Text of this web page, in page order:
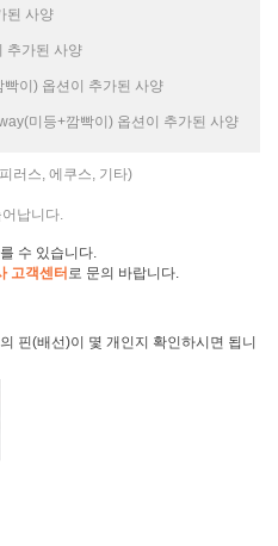
된 사양
추가된 사양
이) 옵션이 추가된 사양
미등+깜빡이) 옵션이 추가된 사양
러스, 에쿠스, 기타)
납니다.
수 있습니다.
고객센터 로 문의 바랍니다.
핀(배선)이 몇 개인지 확인하시면 됩니